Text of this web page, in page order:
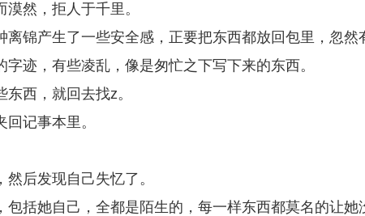
然，拒人于千里。
锦产生了一些安全感，正要把东西都放回包里，忽然
迹，有些凌乱，像是匆忙之下写下来的东西。
西，就回去找z。
记事本里。
后发现自己失忆了。
括她自己，全都是陌生的，每一样东西都莫名的让她